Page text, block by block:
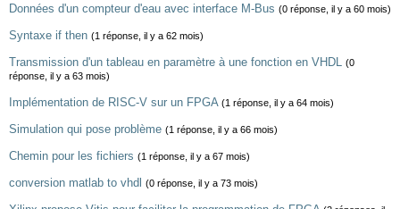
Données d'un compteur d'eau avec interface M-Bus (0 réponse, il y a 60 mois)
Syntaxe if then (1 réponse, il y a 62 mois)
Transmission d'un tableau en paramètre à une fonction en VHDL (0
réponse, il y a 63 mois)
Implémentation de RISC-V sur un FPGA (1 réponse, il y a 64 mois)
Simulation qui pose problème (1 réponse, il y a 66 mois)
Chemin pour les fichiers (1 réponse, il y a 67 mois)
conversion matlab to vhdl (0 réponse, il y a 73 mois)